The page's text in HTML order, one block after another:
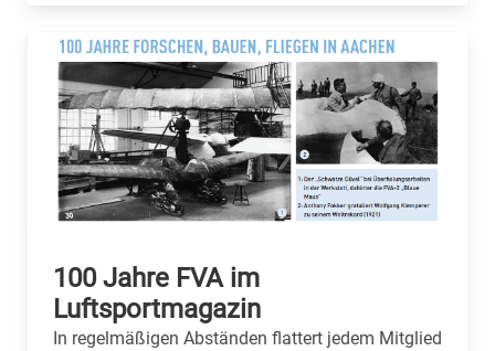
100 Jahre FVA im
Luftsportmagazin
In regelmäßigen Abständen flattert jedem Mitglied